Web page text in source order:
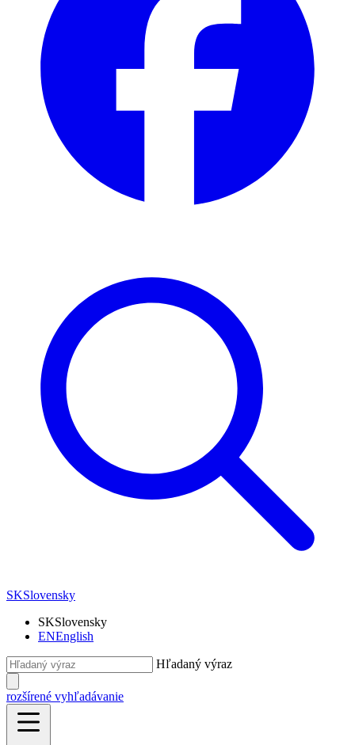
SKSlovensky
SKSlovensky
ENEnglish
Hľadaný výraz
rozšírené vyhľadávanie